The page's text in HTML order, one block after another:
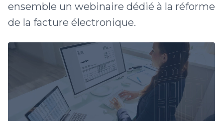
ensemble un webinaire dédié à la réforme
de la facture électronique.